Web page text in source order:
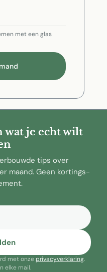
met een glas
wat je echt wilt
tips over
maand. Geen kortings-
met onzeprivacyverklaring.
elke mail.